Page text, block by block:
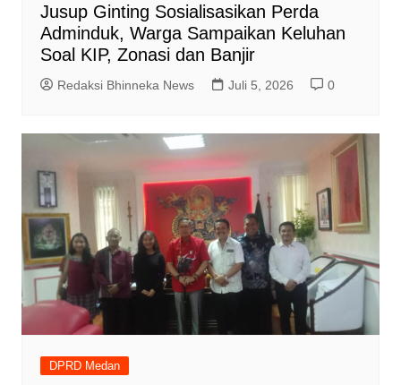
Jusup Ginting Sosialisasikan Perda
Adminduk, Warga Sampaikan Keluhan
Soal KIP, Zonasi dan Banjir
Redaksi Bhinneka News Juli 5, 2026 0
DPRD Medan